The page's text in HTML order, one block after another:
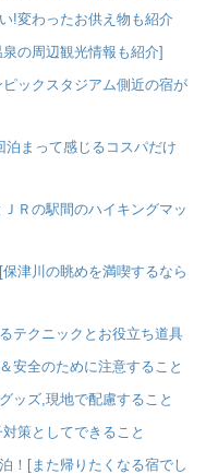
!変わったお供え物も紹介
の周辺観光情報も紹介]
ックスタジアム側近の宿が
泊まって感じるコスパだけ
Ｒの駅間のハイキングマッ
津川の眺めを満喫するなら
テクニックとお役立ち道具
安全のために注意すること
ッズ,現地で配慮すること
策としてできること
！[また帰りたくなる宿でし